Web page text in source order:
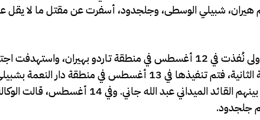
وذكرت الوكالة أن الضربة الأولى نُفذت في 12 أغسطس في منطقة
سبعة مسلحين. أما العملية الثانية، فتم تنفيذها في
خلالها أربعة مسلحين، من بينهم القائد
جلجدود.